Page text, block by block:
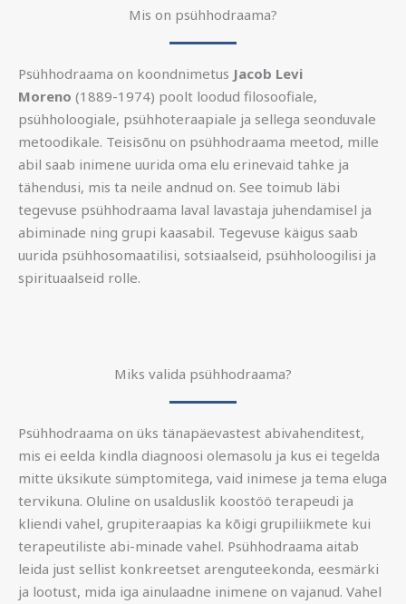
Mis on psühhodraama?
Psühhodraama on koondnimetus Jacob Levi
Moreno (1889-1974) poolt loodud filosoofiale,
psühholoogiale, psühhoteraapiale ja sellega seonduvale
metoodikale. Teisisõnu on psühhodraama meetod, mille
abil saab inimene uurida oma elu erinevaid tahke ja
tähendusi, mis ta neile andnud on. See toimub läbi
tegevuse psühhodraama laval lavastaja juhendamisel ja
abiminade ning grupi kaasabil. Tegevuse käigus saab
uurida psühhosomaatilisi, sotsiaalseid, psühholoogilisi ja
spirituaalseid rolle.
Miks valida psühhodraama?
Psühhodraama on üks tänapäevastest abivahenditest,
mis ei eelda kindla diagnoosi olemasolu ja kus ei tegelda
mitte üksikute sümptomitega, vaid inimese ja tema eluga
tervikuna. Oluline on usalduslik koostöö terapeudi ja
kliendi vahel, grupiteraapias ka kõigi grupiliikmete kui
terapeutiliste abi-minade vahel. Psühhodraama aitab
leida just sellist konkreetset arenguteekonda, eesmärki
ja lootust, mida iga ainulaadne inimene on vajanud. Vahel